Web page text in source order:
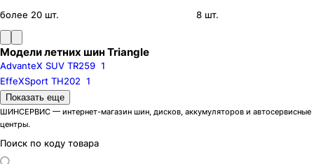
более 20 шт.
8 шт.
Модели летних шин Triangle
AdvanteX SUV TR259 1
EffeXSport TH202 1
Шиноразмеры
R13 R14
R15
R16
R18
Бренды
Показать еще
ШИНСЕРВИС — интернет-магазин шин, дисков, аккумуляторов и автосервисные
центры.
Поиск по коду товара